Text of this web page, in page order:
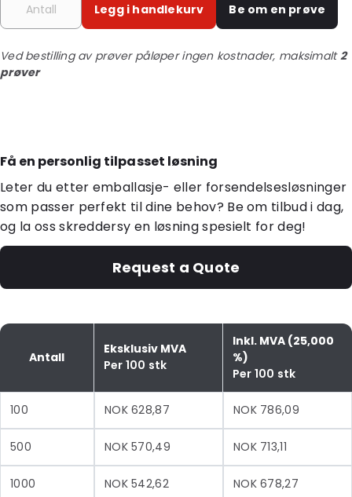
Legg i handlekurv Be om en prøve
Ved bestilling av prøver påløper ingen kostnader, maksimalt2
prøver
Få en personlig tilpasset løsning
Leter du etter emballasje- eller forsendelsesløsninger
som passer perfekt til dine behov? Be om tilbud i dag,
og la oss skreddersy en løsning spesielt for deg!
Request a Quote
Antall
Eksklusiv MVA
Per 100 stk
Inkl. MVA (25,000
%)
Per 100 stk
100 NOK 628,87 NOK 786,09
500 NOK 570,49 NOK 713,11
1000 NOK 542,62 NOK 678,27